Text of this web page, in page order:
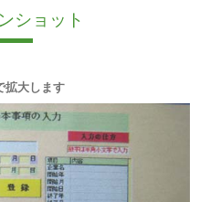
ショット
拡大します